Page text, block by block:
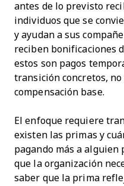
antes de lo previsto
individuos que se
y ayudan a sus
reciben bonificaciones
estos son pagos
transición concretos,
compensación base.
El enfoque requiere
existen las primas y
pagando más a
que la organización
saber que la prima